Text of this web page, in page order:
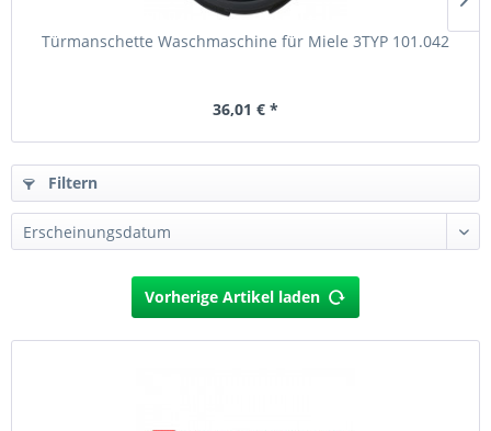
Türmanschette Waschmaschine für Miele 3TYP 101.042
36,01 € *
Filtern
Vorherige Artikel laden